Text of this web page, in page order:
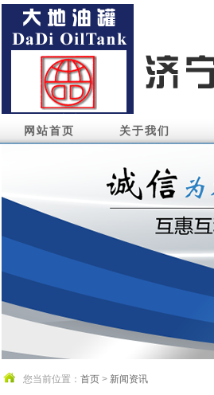
网站首页 关于我们
您当前位置： 首页 > 新闻资讯